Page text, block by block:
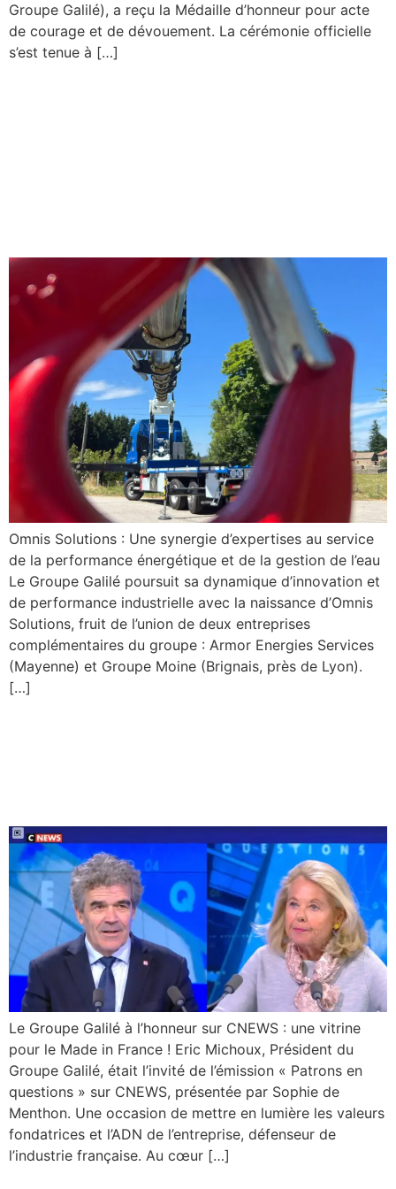
Groupe Galilé), a reçu la Médaille d’honneur pour acte
de courage et de dévouement. La cérémonie officielle
s’est tenue à […]
Omnis Solutions : Une synergie d’expertises au service
de la performance énergétique et de la gestion de l’eau
Le Groupe Galilé poursuit sa dynamique d’innovation et
de performance industrielle avec la naissance d’Omnis
Solutions, fruit de l’union de deux entreprises
complémentaires du groupe : Armor Energies Services
(Mayenne) et Groupe Moine (Brignais, près de Lyon).
[…]
Le Groupe Galilé à l’honneur sur CNEWS : une vitrine
pour le Made in France ! Eric Michoux, Président du
Groupe Galilé, était l’invité de l’émission « Patrons en
questions » sur CNEWS, présentée par Sophie de
Menthon. Une occasion de mettre en lumière les valeurs
fondatrices et l’ADN de l’entreprise, défenseur de
l’industrie française. Au cœur […]